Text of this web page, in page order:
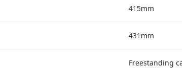
415mm
431mm
Freestanding